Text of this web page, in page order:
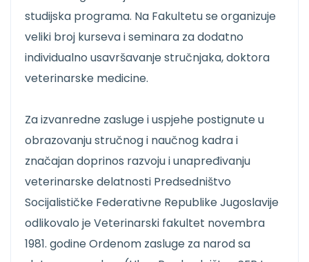
studijska programa. Na Fakultetu se organizuje
veliki broj kurseva i seminara za dodatno
individualno usavršavanje stručnjaka, doktora
veterinarske medicine.
Za izvanredne zasluge i uspjehe postignute u
obrazovanju stručnog i naučnog kadra i
značajan doprinos razvoju i unapređivanju
veterinarske delatnosti Predsedništvo
Socijalističke Federativne Republike Jugoslavije
odlikovalo je Veterinarski fakultet novembra
1981. godine Ordenom zasluge za narod sa